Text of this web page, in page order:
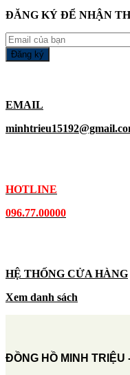
ĐĂNG KÝ ĐỂ NHẬN
EMAIL
HOTLINE
096.77.00000
HỆ THỐNG CỬA HÀNG
Xem danh sách
ĐỒNG HỒ MINH TRIỆU